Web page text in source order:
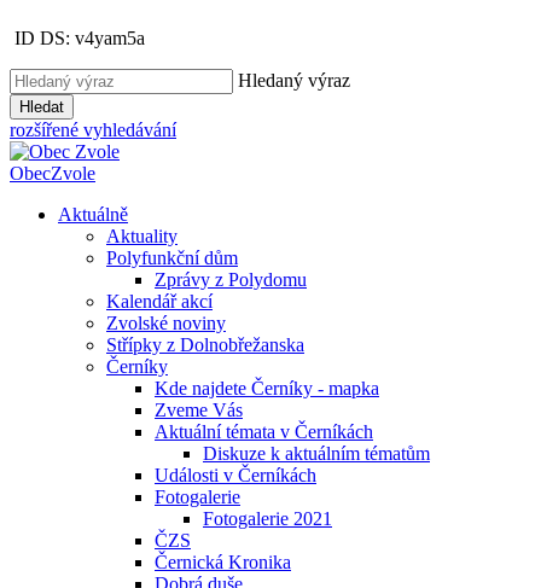
ID DS: v4yam5a
Hledaný výraz
Hledat
rozšířené vyhledávání
ObecZvole
Aktuálně
Aktuality
Polyfunkční dům
Zprávy z Polydomu
Kalendář akcí
Zvolské noviny
Střípky z Dolnobřežanska
Černíky
Kde najdete Černíky - mapka
Zveme Vás
Aktuální témata v Černíkách
Diskuze k aktuálním tématům
Události v Černíkách
Fotogalerie
Fotogalerie 2021
ČZS
Černická Kronika
Dobrá duše